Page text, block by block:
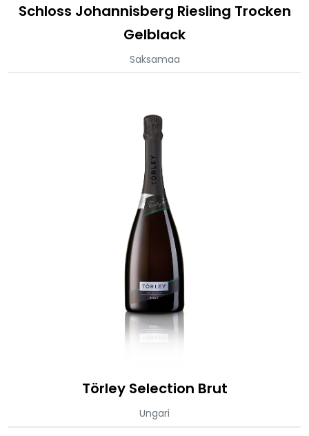
Schloss Johannisberg Riesling Trocken
Gelblack
Saksamaa
Törley Selection Brut
Ungari